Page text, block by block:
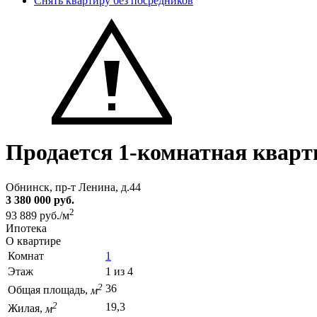
Продается 1-комнатная
Обнинск, пр-т Ленина, д.44
3 380 000 руб.
93 889 руб./м2
Ипотека
О квартире
Комнат
1
Этаж
1 из 4
Общая площадь, м2 36
Жилая, м2 19,3